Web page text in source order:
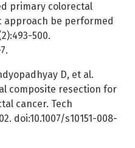
primary colorectal
approach be performed
500.
D, et al.
composite resection for
cancer. Tech
doi:10.1007/s10151-008-